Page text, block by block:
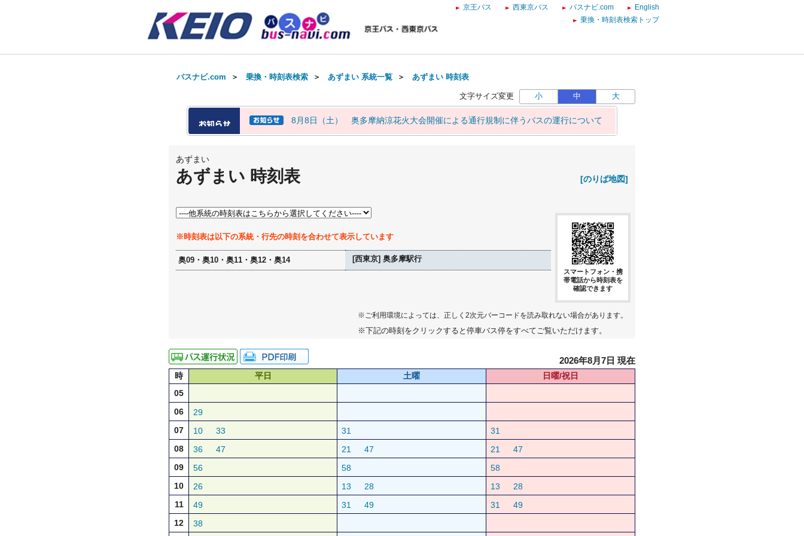
京王バス 西東京バス バスナビ.com
English
乗換・時刻表検索トップ
バスナビ.com ＞ 乗換・時刻表検索 ＞ あずまい 系統一覧 ＞ あずまい 時刻表
文字サイズ変更 小 中 大
8月8日（土） 奥多摩納涼花火大会開催による通行規制に伴うバスの運行について
あずまい
あずまい 時刻表 [のりば地図]
※時刻表は以下の系統・行先の時刻を合わせて表示しています
奥09・奥10・奥11・奥12・奥14 [西東京] 奥多摩駅行
スマートフォン・携
帯電話から時刻表を
確認できます
※ご利用環境によっては、正しく2次元バーコードを読み取れない場合があります。
※下記の時刻をクリックすると停車バス停をすべてご覧いただけます。
2026年8月7日 現在
時 平日 土曜
日曜/祝日
05
06
29
07
10 33 31
31
08
36 47 21 47 21
47
09
56 58
58
10
26 13 28 13
28
11
49 31 49 31
49
12
38